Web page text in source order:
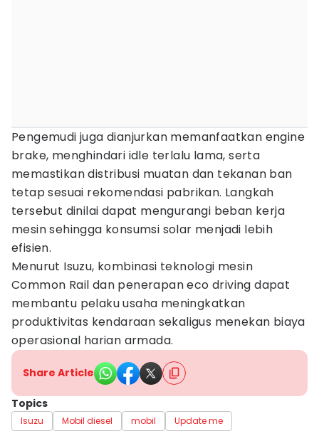
Pengemudi juga dianjurkan memanfaatkan engine
brake, menghindari idle terlalu lama, serta
memastikan distribusi muatan dan tekanan ban
tetap sesuai rekomendasi pabrikan. Langkah
tersebut dinilai dapat mengurangi beban kerja
mesin sehingga konsumsi solar menjadi lebih
efisien.
Menurut Isuzu, kombinasi teknologi mesin
Common Rail dan penerapan eco driving dapat
membantu pelaku usaha meningkatkan
produktivitas kendaraan sekaligus menekan biaya
operasional harian armada.
Share Article
Topics
Isuzu Mobil diesel mobil Update me